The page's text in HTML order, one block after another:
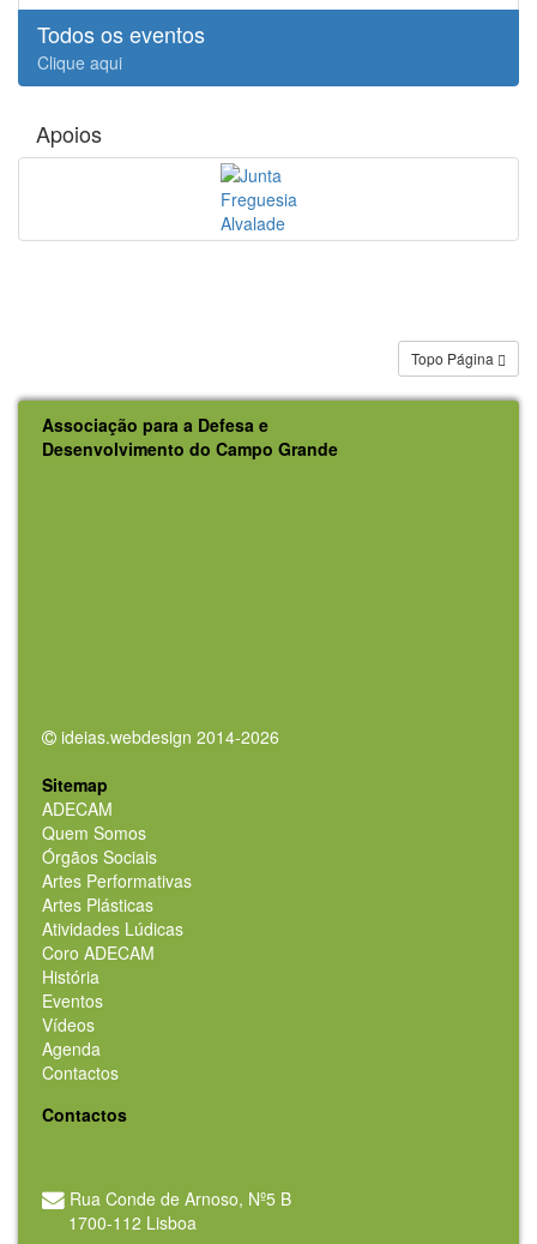
Todos os eventos
Clique aqui
Apoios
Topo Página
Associação para a Defesa e
Desenvolvimento do Campo Grande
ideias.webdesign 2014-2026
Sitemap
ADECAM
Quem Somos
Órgãos Sociais
Artes Performativas
Artes Plásticas
Atividades Lúdicas
Coro ADECAM
História
Eventos
Vídeos
Agenda
Contactos
Contactos
Rua Conde de Arnoso, Nº5 B
1700-112 Lisboa